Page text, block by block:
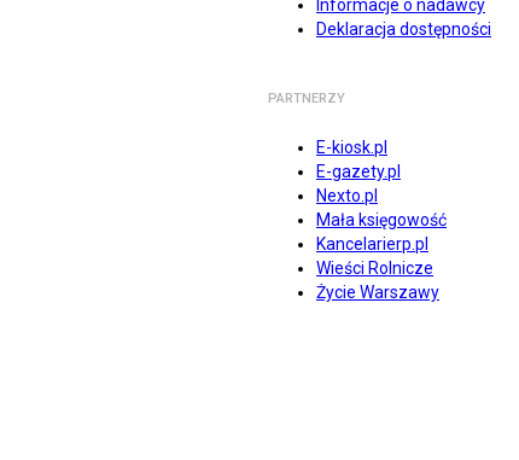
Informacje o nadawcy
Deklaracja dostępności
PARTNERZY
E-kiosk.pl
E-gazety.pl
Nexto.pl
Mała księgowość
Kancelarierp.pl
Wieści Rolnicze
Życie Warszawy